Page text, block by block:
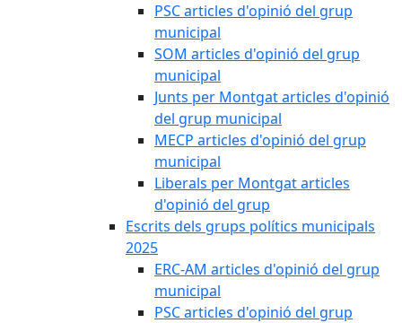
PSC articles d'opinió del grup
municipal
SOM articles d'opinió del grup
municipal
Junts per Montgat articles d'opinió
del grup municipal
MECP articles d'opinió del grup
municipal
Liberals per Montgat articles
d'opinió del grup
Escrits dels grups polítics municipals
2025
ERC-AM articles d'opinió del grup
municipal
PSC articles d'opinió del grup